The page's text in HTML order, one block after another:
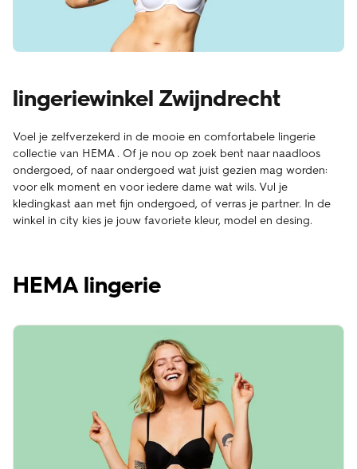
lingeriewinkel Zwijndrecht
Voel je zelfverzekerd in de mooie en comfortabele lingerie
collectie van HEMA . Of je nou op zoek bent naar naadloos
ondergoed, of naar ondergoed wat juist gezien mag worden:
voor elk moment en voor iedere dame wat wils. Vul je
kledingkast aan met fijn ondergoed, of verras je partner. In de
winkel in city kies je jouw favoriete kleur, model en desing.
HEMA lingerie